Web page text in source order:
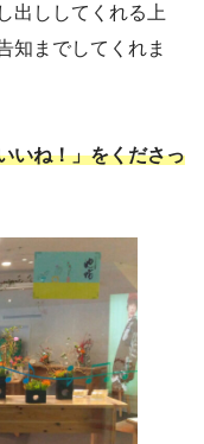
出ししてくれる上
知までしてくれま
いね！」をくださっ